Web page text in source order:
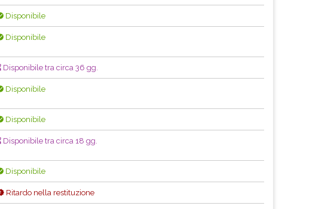
Disponibile
Disponibile
Disponibile tra circa 36 gg.
Disponibile
Disponibile
Disponibile tra circa 18 gg.
Disponibile
Ritardo nella restituzione